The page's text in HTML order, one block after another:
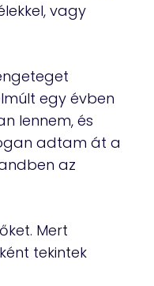
vagy
egy évben
lennem, és
adtam át a
az
Mert
tekintek